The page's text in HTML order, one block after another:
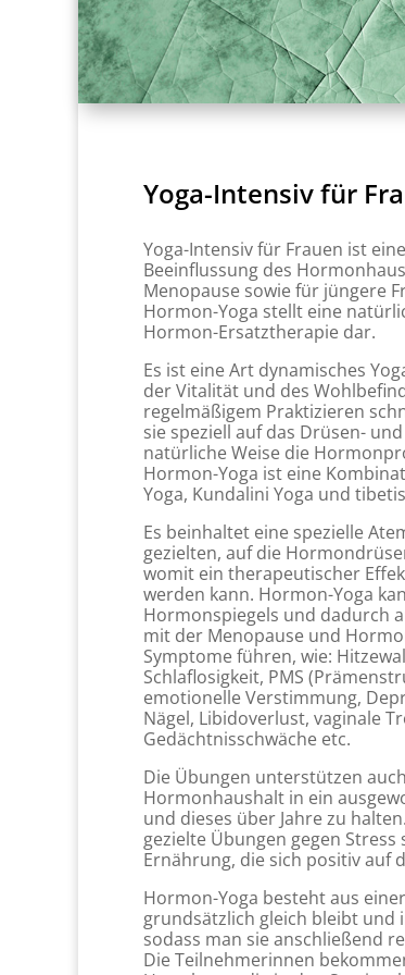
Yoga-Intensiv für
Yoga-Intensiv für Frauen ist
Beeinflussung des
Menopause sowie für jüngere
Hormon-Yoga stellt eine
Hormon-Ersatztherapie dar.
Es ist eine Art dynamisches
der Vitalität und des
regelmäßigem Praktizieren
sie speziell auf das Drüsen-
natürliche Weise die
Hormon-Yoga ist eine
Yoga, Kundalini Yoga und
Es beinhaltet eine spezielle
gezielten, auf die
womit ein therapeutischer
werden kann. Hormon-Yoga
Hormonspiegels und dadurch
mit der Menopause und
Symptome führen, wie:
Schlaflosigkeit, PMS
emotionelle Verstimmung,
Nägel, Libidoverlust, vaginale
Gedächtnisschwäche etc.
Die Übungen unterstützen
Hormonhaushalt in ein
und dieses über Jahre zu
gezielte Übungen gegen
Ernährung, die sich positiv auf
Hormon-Yoga besteht aus
grundsätzlich gleich bleibt und
sodass man sie anschließend
Die Teilnehmerinnen